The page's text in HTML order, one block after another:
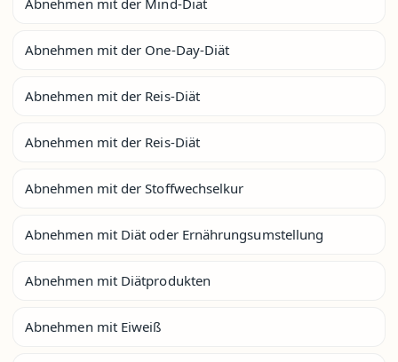
Abnehmen mit der One-Day-Diät
Abnehmen mit der Reis-Diät
Abnehmen mit der Reis-Diät
Abnehmen mit der Stoffwechselkur
Abnehmen mit Diät oder Ernährungsumstellung
Abnehmen mit Diätprodukten
Abnehmen mit Eiweiß